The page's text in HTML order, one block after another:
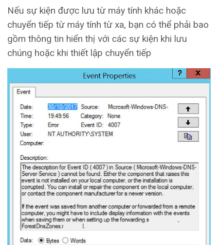
Nếu sự kiện được lưu từ máy tính khác hoặc
chuyển tiếp từ máy tính từ xa, bạn có thể phải bao
gồm thông tin hiển thị với các sự kiện khi lưu
chúng hoặc khi thiết lập chuyển tiếp